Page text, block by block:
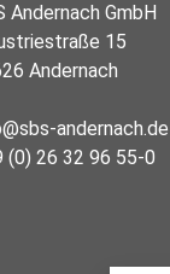
Andernach GmbH
15
Andernach
andernach.de
(0) 26 32 96 55-0